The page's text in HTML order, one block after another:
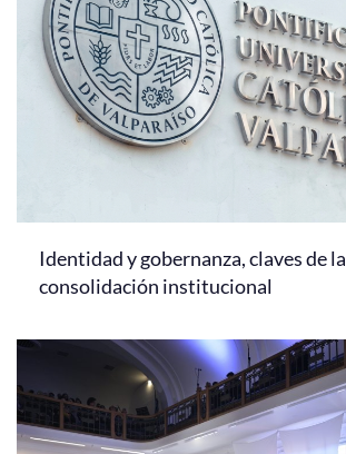
Identidad y gobernanza, claves de la
consolidación institucional